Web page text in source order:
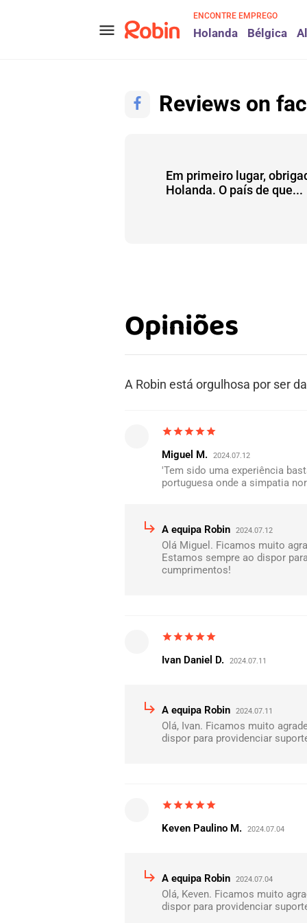
menu
ENCONTRE EMPREGO
Holanda Bélgica
Reviews on
Em primeiro lugar,
Holanda. O país de que...
Opiniões
A Robin está orgulhosa por ser
starstarstarstarstar
Miguel M. 2024.07.12
'Tem sido uma experiência
portuguesa onde a simpatia
subdirectory_arrow_right A equipa Robin 2024.07.12
Olá Miguel. Ficamos muito
Estamos sempre ao dispor
cumprimentos!
starstarstarstarstar
Ivan Daniel D. 2024.07.11
subdirectory_arrow_right A equipa Robin 2024.07.11
Olá, Ivan. Ficamos muito
dispor para providenciar
starstarstarstarstar
Keven Paulino M. 2024.07.04
subdirectory_arrow_right A equipa Robin 2024.07.04
Olá, Keven. Ficamos muito
dispor para providenciar